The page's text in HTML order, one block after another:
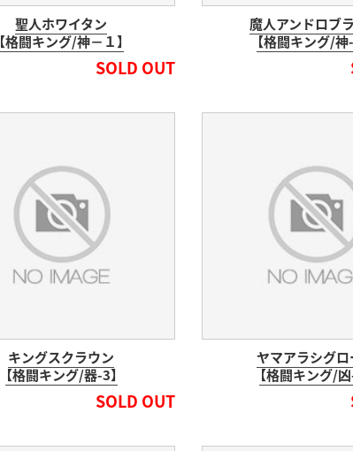
聖人ホワイタン
【格闘キング/神－１】
SOLD OUT
魔人アンドロブ
【格闘キング/神
キングスクラウン
【格闘キング/器-3】
SOLD OUT
ヤマアラシグロ
【格闘キング/凶